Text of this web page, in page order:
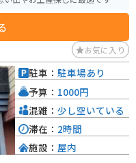
して知られており、馬肉を使
布ラーメンやジンギスカン丼な
な牧場風景や日高山脈の雄大
競走馬の育成牧場や乗馬体験施
ドライブやツーリ
館』」へお立ち寄りくださ
お気に入り
駐車： 駐車場あり
予算： 1000円
混雑： 少し空いている
滞在： 2時間
施設： 屋内